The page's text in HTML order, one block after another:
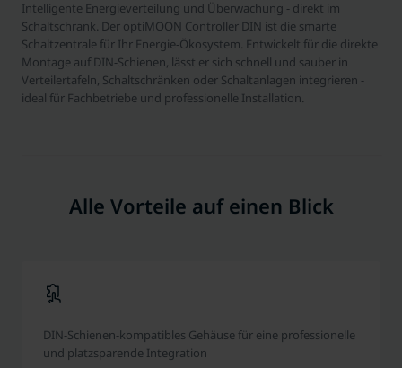
Intelligente Energieverteilung und Überwachung - direkt im
Schaltschrank. Der optiMOON Controller DIN ist die smarte
Schaltzentrale für Ihr Energie-Ökosystem. Entwickelt für die direkte
Montage auf DIN-Schienen, lässt er sich schnell und sauber in
Verteilertafeln, Schaltschränken oder Schaltanlagen integrieren -
ideal für Fachbetriebe und professionelle Installation.
Alle Vorteile auf einen Blick
DIN-Schienen-kompatibles Gehäuse für eine professionelle
und platzsparende Integration